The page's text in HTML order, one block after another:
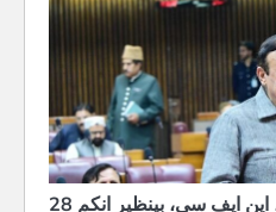
28 ویں ترمیم بجٹ کے بعد، این ایف سی، بینظیر انکم